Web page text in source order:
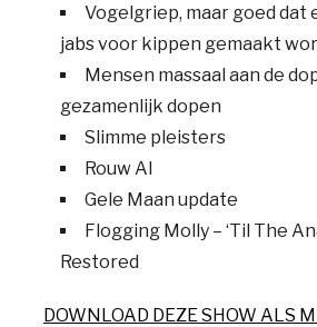
Vogelgriep, maar goed dat
jabs voor kippen gemaakt
Mensen massaal aan de
gezamenlijk dopen
Slimme pleisters
Rouw AI
Gele Maan update
Flogging Molly – ‘Til The
Restored
DOWNLOAD DEZE SHOW ALS